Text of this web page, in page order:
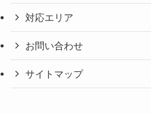
対応エリア
お問い合わせ
サイトマップ